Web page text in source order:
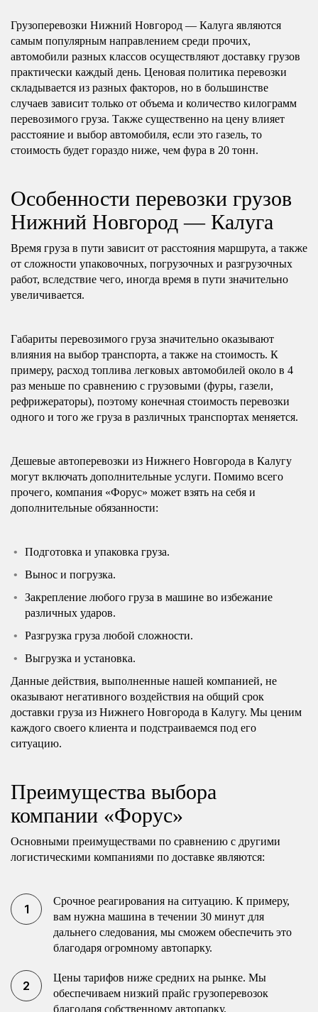
Грузоперевозки Нижний Новгород — Калуга являются
самым популярным направлением среди прочих,
автомобили разных классов осуществляют доставку грузов
практически каждый день. Ценовая политика перевозки
складывается из разных факторов, но в большинстве
случаев зависит только от объема и количество килограмм
перевозимого груза. Также существенно на цену влияет
расстояние и выбор автомобиля, если это газель, то
стоимость будет гораздо ниже, чем фура в 20 тонн.
Особенности перевозки грузов
Нижний Новгород — Калуга
Время груза в пути зависит от расстояния маршрута, а также
от сложности упаковочных, погрузочных и разгрузочных
работ, вследствие чего, иногда время в пути значительно
увеличивается.
Габариты перевозимого груза значительно оказывают
влияния на выбор транспорта, а также на стоимость. К
примеру, расход топлива легковых автомобилей около в 4
раз меньше по сравнению с грузовыми (фуры, газели,
рефрижераторы), поэтому конечная стоимость перевозки
одного и того же груза в различных транспортах меняется.
Дешевые автоперевозки из Нижнего Новгорода в Калугу
могут включать дополнительные услуги. Помимо всего
прочего, компания «Форус» может взять на себя и
дополнительные обязанности:
Подготовка и упаковка груза.
Вынос и погрузка.
Закрепление любого груза в машине во избежание
различных ударов.
Разгрузка груза любой сложности.
Выгрузка и установка.
Данные действия, выполненные нашей компанией, не
оказывают негативного воздействия на общий срок
доставки груза из Нижнего Новгорода в Калугу. Мы ценим
каждого своего клиента и подстраиваемся под его
ситуацию.
Преимущества выбора
компании «Форус»
Основными преимуществами по сравнению с другими
логистическими компаниями по доставке являются:
Срочное реагирования на ситуацию. К примеру,
вам нужна машина в течении 30 минут для
дальнего следования, мы сможем обеспечить это
благодаря огромному автопарку.
Цены тарифов ниже средних на рынке. Мы
обеспечиваем низкий прайс грузоперевозок
благодаря собственному автопарку.